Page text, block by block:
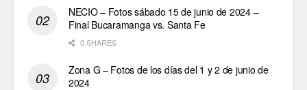
NECIO – Fotos sábado 15 de junio de 2024 –
Final Bucaramanga vs. Santa Fe
0 SHARES
Zona G – Fotos de los días del 1 y 2 de junio de
2024